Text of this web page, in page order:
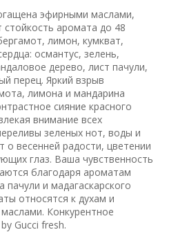
эфирными маслами,
аромата до 48
лимон, кумкват,
османтус, зелень,
дерево, лист пачули,
перец. Яркий взрыв
лимона и мандарина
сияние красного
внимание всех
зеленых нот, воды и
о весенней радости, цветении
глаз. Ваша чувственность
благодаря ароматам
пачули и мадагаскарского
относятся к духам и
Конкурентное
Gucci fresh.